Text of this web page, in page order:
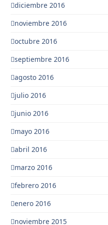
diciembre 2016
noviembre 2016
octubre 2016
septiembre 2016
agosto 2016
julio 2016
junio 2016
mayo 2016
abril 2016
marzo 2016
febrero 2016
enero 2016
noviembre 2015